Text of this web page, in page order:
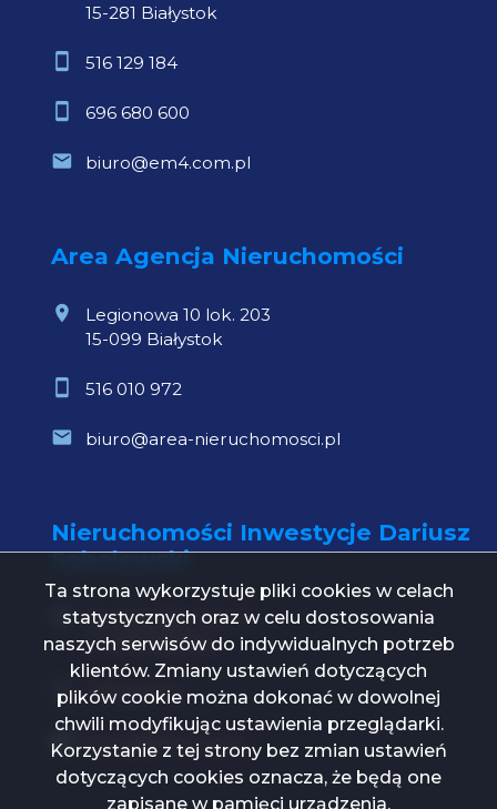
15-281 Białystok
516 129 184
696 680 600
biuro@em4.com.pl
Area Agencja Nieruchomości
Legionowa 10 lok. 203
15-099 Białystok
516 010 972
biuro@area-nieruchomosci.pl
Nieruchomości Inwestycje Dariusz
Sobolewski
Św. Mikołaja 1 lok. 21
15-419 Białystok
739 000 112
biuro@ni24.com.pl
Ta strona wykorzystuje pliki cookies w celach
statystycznych oraz w celu dostosowania
naszych serwisów do indywidualnych potrzeb
klientów. Zmiany ustawień dotyczących
plików cookie można dokonać w dowolnej
chwili modyfikując ustawienia przeglądarki.
Korzystanie z tej strony bez zmian ustawień
dotyczących cookies oznacza, że będą one
zapisane w pamięci urządzenia.